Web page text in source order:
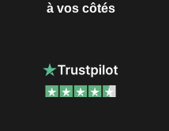
à vos côtés